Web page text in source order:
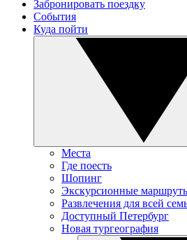
Забронировать поездку
События
Куда пойти
Места
Где поесть
Шопинг
Экскурсионные
Развлечения для всей
Доступный Петербург
Новая тургеография